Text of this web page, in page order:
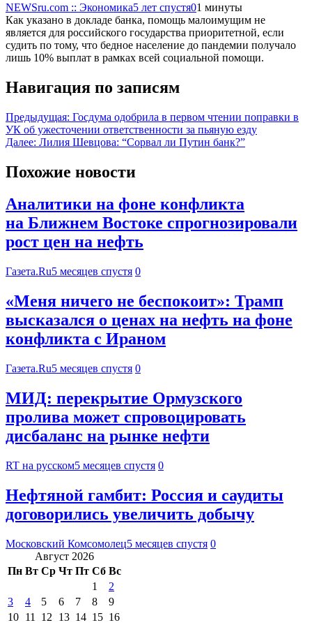
NEWSru.com :: Экономика5 лет спустя01 минуты
Как указано в докладе банка, помощь малоимущим не
является для российского государства приоритетной, если
судить по тому, что бедное население до пандемии получало
лишь 10% выплат в рамках всей социальной помощи.
Навигация по записям
Предыдущая: Госдума одобрила в первом чтении поправки в
УК об ужесточении ответственности за пьяную езду
Далее: Лилия Шевцова: “Сорвал ли Путин банк?”
Похожие новости
Аналитики на фоне конфликта
на Ближнем Востоке спрогнозировали
рост цен на нефть
Газета.Ru5 месяцев спустя 0
«Меня ничего не беспокоит»: Трамп
высказался о ценах на нефть на фоне
конфликта с Ираном
Газета.Ru5 месяцев спустя 0
МИД: перекрытие Ормузского
пролива может спровоцировать
дисбаланс на рынке нефти
RT на русском5 месяцев спустя 0
Нефтяной гамбит: Россия и саудиты
договорились увеличить добычу
Московский Комсомолец5 месяцев спустя 0
Август 2026
Пн Вт Ср Чт Пт Сб Вс
1
2
3
4 5 6 7 8
9
10 11 12 13 14 15 16